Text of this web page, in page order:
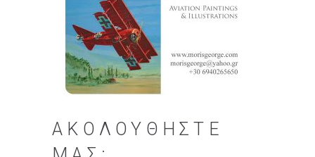
ΑΚΟΛΟΥΘΉΣΤΕ